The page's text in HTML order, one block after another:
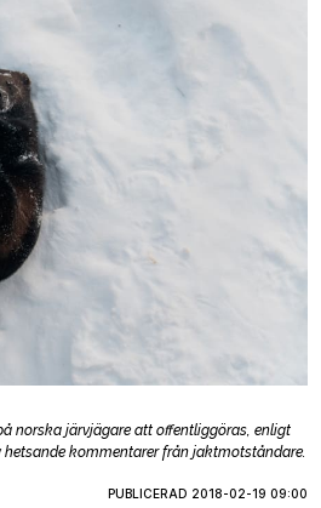
norska järvjägare att offentliggöras, enligt
kommentarer från jaktmotståndare.
PUBLICERAD 2018-02-19 09:00
UTRUSTNING